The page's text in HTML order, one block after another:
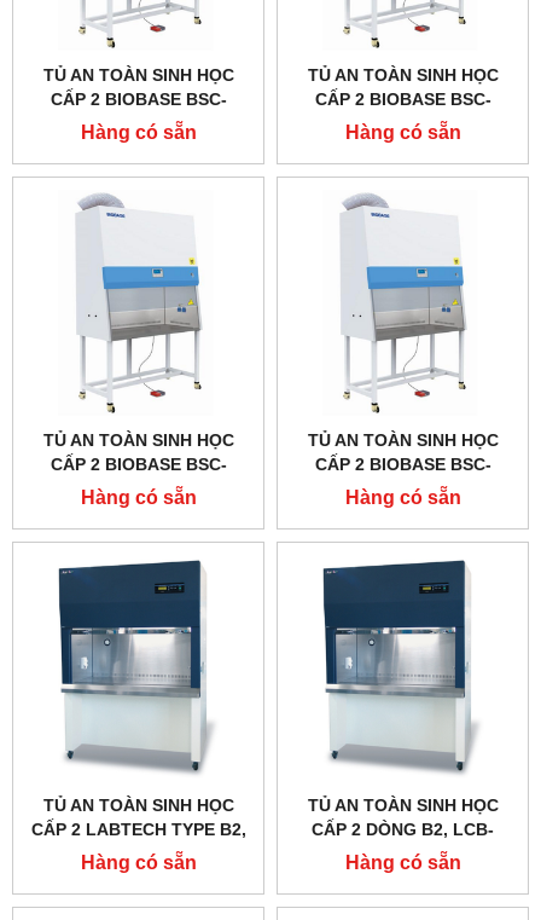
TỦ AN TOÀN SINH HỌC
CẤP 2 BIOBASE BSC-
1800IIB2-X, TYPE B2
Hàng có sẵn
TỦ AN TOÀN SINH HỌC
CẤP 2 BIOBASE BSC-
1500IIB2-X, TYPE B2
Hàng có sẵn
TỦ AN TOÀN SINH HỌC
CẤP 2 BIOBASE BSC-
1300IIB2-X, TYPE B2
Hàng có sẵn
TỦ AN TOÀN SINH HỌC
CẤP 2 BIOBASE BSC-
1100IIB2-X, TYPE B2
Hàng có sẵn
TỦ AN TOÀN SINH HỌC
CẤP 2 LABTECH TYPE B2,
LCB-903B-B2, LCB-1203B-
B2, LCB-1503B-B2
Hàng có sẵn
TỦ AN TOÀN SINH HỌC
CẤP 2 DÒNG B2, LCB-
1503B-B2, DAIHAN
LABTECH - HÀN QUỐC
Hàng có sẵn